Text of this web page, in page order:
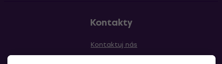
Kontakty
Kontaktuj nás